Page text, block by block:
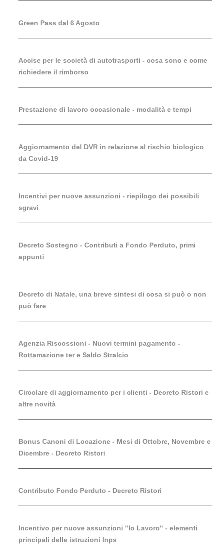
Green Pass dal 6 Agosto
Accise per le società di autotrasporti - cosa sono e come
richiedere il rimborso
Prestazione di lavoro occasionale - modalità e tempi
Aggiornamento del DVR in relazione al rischio biologico
da Covid-19
Incentivi per nuove assunzioni - riepilogo dei possibili
sgravi
Decreto Sostegno - Contributi a Fondo Perduto, primi
appunti
Decreto di Natale, una breve sintesi di cosa si può o non
può fare
Agenzia Riscossioni - Nuovi termini pagamento -
Rottamazione ter e Saldo Stralcio
Circolare di aggiornamento per i clienti - Decreto Ristori e
altre novità
Bonus Canoni di Locazione - Mesi di Ottobre, Novembre e
Dicembre - Decreto Ristori
Contributo Fondo Perduto - Decreto Ristori
Incentivo per nuove assunzioni "Io Lavoro" - elementi
principali delle istruzioni Inps